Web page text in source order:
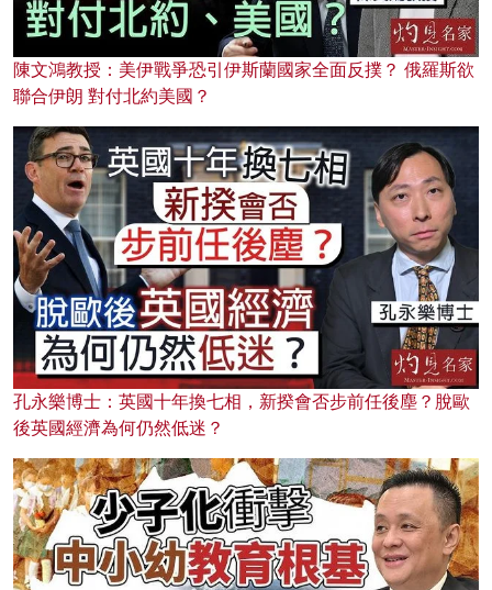
陳文鴻教授：美伊戰爭恐引伊斯蘭國家全面反撲？ 俄羅斯欲
聯合伊朗 對付北約美國？
孔永樂博士：英國十年換七相，新揆會否步前任後塵？脫歐
後英國經濟為何仍然低迷？